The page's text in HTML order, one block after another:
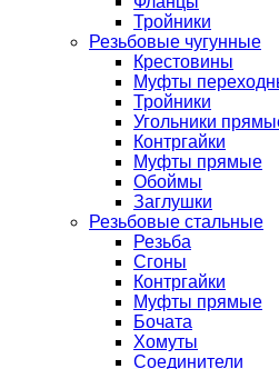
Тройники
Резьбовые чугунные
Крестовины
Муфты
Тройники
Угольники
Контргайки
Муфты прямые
Обоймы
Заглушки
Резьбовые стальные
Резьба
Сгоны
Контргайки
Муфты прямые
Бочата
Хомуты
Соединители